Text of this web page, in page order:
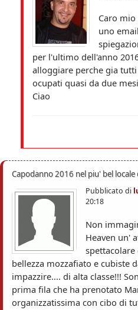
Caro mio
uno
per l'ultimo dell'anno
alloggiare perche gia
ocupati quasi da due
Ciao
Capodanno 2016 nel piu' bel
Pubblicato di
20:18
Non
Heaven un'
spettacolare
bellezza mozzafiato e cubiste
impazzire.... di alta classe!!!
prima fila che ha prenotato
organizzatissima con cibo di